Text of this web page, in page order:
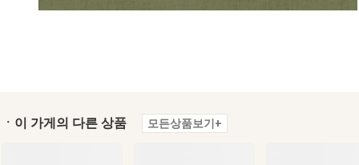
ㆍ이 가게의 다른 상품 모든상품보기+